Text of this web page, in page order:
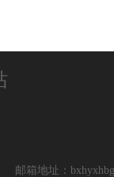
邮箱地址：